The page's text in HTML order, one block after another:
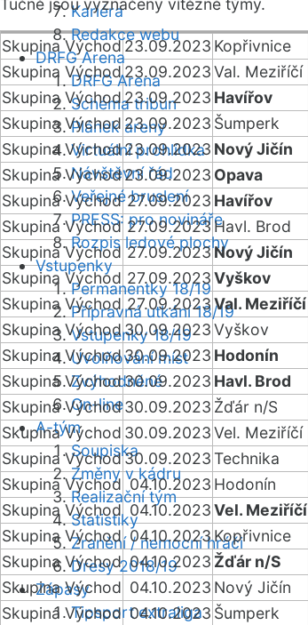
Kariéra
Redakce webu
DRFG Arena
DRFG Arena
Schéma tribun
Plánek areny
Virtuální prohlídka
Návštěvní řád
Veřejné bruslení
PRESS: pro novináře
Rozpis ledové plochy
Vstupenky
Permanentky 18/19
Přípravná utkání 18/19
Vstupenky 18/19
Uvolňování míst
Zvýhodněné
On-line
A-tým
Soupiska
Změny v kádru
Realizační tým
Statistiky
Zranění / nemocní hráči
Dresy 2018/19
Zápasy
Tipsport extraliga
Tučně jsou vyznačeny vítězné týmy.
Skupina Východ23.09.2023 Kopřivnice
Skupina Východ23.09.2023Val. Meziříčí
Skupina Východ23.09.2023 Havířov
Skupina Východ 23.09.2023 Šumperk
Skupina Východ23.09.2023 Nový Jičín
Skupina Východ23.09.2023 Opava
Skupina Východ 27.09.2023 Havířov
Skupina Východ 27.09.2023 Havl. Brod
Skupina Východ 27.09.2023 Nový Jičín
Skupina Východ 27.09.2023Vyškov
Skupina Východ 27.09.2023Val. Meziříčí
Skupina Východ30.09.2023Vyškov
Skupina Východ30.09.2023 Hodonín
Skupina Východ30.09.2023 Havl. Brod
Skupina Východ30.09.2023 Žďár n/S
Skupina Východ 30.09.2023Vel. Meziříčí
Skupina Východ30.09.2023Technika
Skupina Východ 04.10.2023 Hodonín
Skupina Východ 04.10.2023Vel. Meziříčí
Skupina Východ 04.10.2023Kopřivnice
Skupina Východ 04.10.2023 Žďár n/S
Skupina Východ 04.10.2023 Nový Jičín
Skupina Východ 04.10.2023 Šumperk